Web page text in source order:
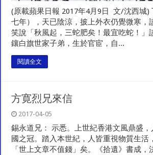
(原載蘋果日報 2017年4月9日 文/沈西城)
七年），天已陰涼，披上外衣仍覺微寒，
笑說「秋風起，三蛇肥矣！最宜吃蛇！」
鑲白旗世家子弟，生於官宦，自...
閱讀全文
方寛烈兄來信
2017-04-05
錫永道兄： 示悉。上世紀香港文風鼎盛
國之冠。踏入本世紀，人皆重視物質生活
「世上文章不值錢」矣。《拾遺》書成